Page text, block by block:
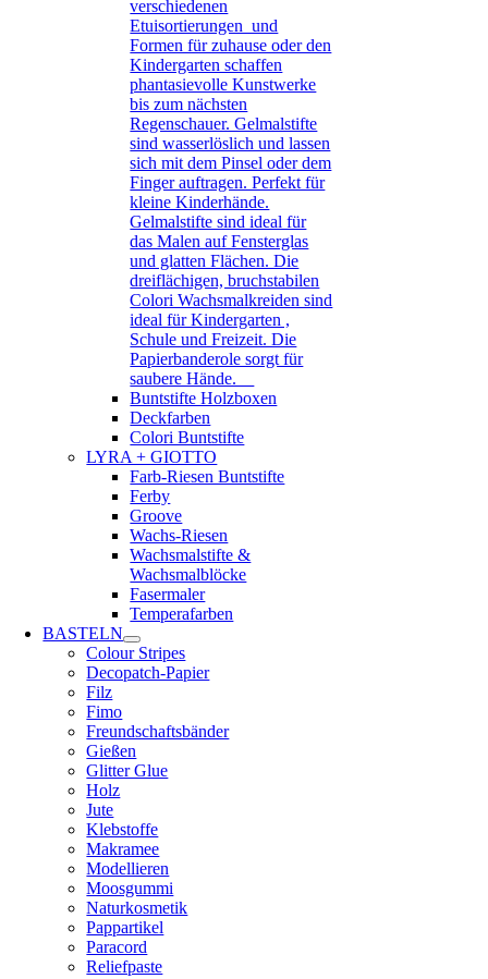
verschiedenen
Etuisortierungen und
Formen für zuhause oder den
Kindergarten schaffen
phantasievolle Kunstwerke
bis zum nächsten
Regenschauer. Gelmalstifte
sind wasserlöslich und lassen
sich mit dem Pinsel oder dem
Finger auftragen. Perfekt für
kleine Kinderhände.
Gelmalstifte sind ideal für
das Malen auf Fensterglas
und glatten Flächen. Die
dreiflächigen, bruchstabilen
Colori Wachsmalkreiden sind
ideal für Kindergarten ,
Schule und Freizeit. Die
Papierbanderole sorgt für
saubere Hände.
Buntstifte Holzboxen
Deckfarben
Colori Buntstifte
LYRA + GIOTTO
Farb-Riesen Buntstifte
Ferby
Groove
Wachs-Riesen
Wachsmalstifte &
Wachsmalblöcke
Fasermaler
Temperafarben
BASTELN
Colour Stripes
Decopatch-Papier
Filz
Fimo
Freundschaftsbänder
Gießen
Glitter Glue
Holz
Jute
Klebstoffe
Makramee
Modellieren
Moosgummi
Naturkosmetik
Pappartikel
Paracord
Reliefpaste